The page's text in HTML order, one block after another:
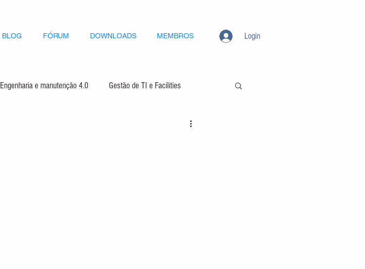
BLOG FÓRUM DOWNLOADS MEMBROS Login
Engenharia e manutenção 4.0 Gestão de TI e Facilities